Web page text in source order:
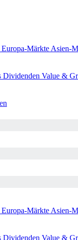
Europa-Märkte Asien-
Dividenden Value &
Europa-Märkte Asien-
Dividenden Value &